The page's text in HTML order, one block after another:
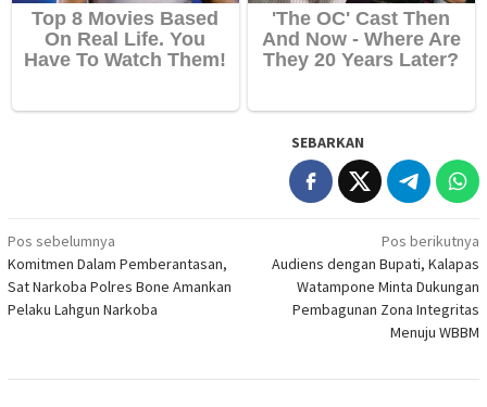
SEBARKAN
Navigasi
pos
Pos sebelumnya
Komitmen Dalam Pemberantasan,
Sat Narkoba Polres Bone Amankan
Pelaku Lahgun Narkoba
Pos berikutnya
Audiens dengan Bupati, Kalapas
Watampone Minta Dukungan
Pembagunan Zona Integritas
Menuju WBBM